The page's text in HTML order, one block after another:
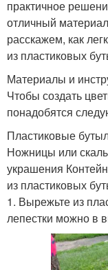
практичное
отличный
расскажем, как
из пластиковых
Материалы и
Чтобы создать
понадобятся
Пластиковые
Ножницы или
украшения
из пластиковых
1. Вырежьте из
лепестки можно в